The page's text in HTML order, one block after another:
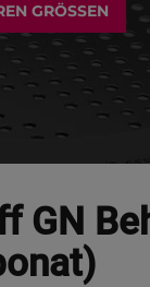
GRÖSSEN
GN